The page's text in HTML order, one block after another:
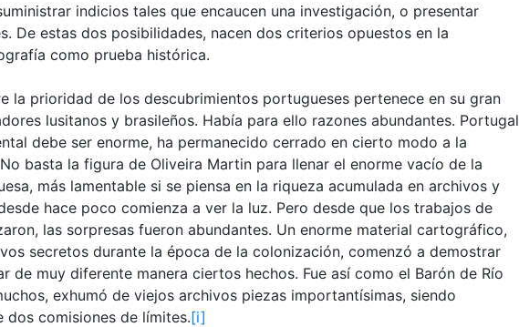
indicios tales que encaucen una investigación, o presentar
De estas dos posibilidades, nacen dos criterios opuestos en la
como prueba histórica.
la prioridad de los descubrimientos portugueses pertenece en su gran
lusitanos y brasileños. Había para ello razones abundantes. Portugal
debe ser enorme, ha permanecido cerrado en cierto modo a la
basta la figura de Oliveira Martin para llenar el enorme vacío de la
más lamentable si se piensa en la riqueza acumulada en archivos y
hace poco comienza a ver la luz. Pero desde que los trabajos de
las sorpresas fueron abundantes. Un enorme material cartográfico,
secretos durante la época de la colonización, comenzó a demostrar
de muy diferente manera ciertos hechos. Fue así como el Barón de Río
exhumó de viejos archivos piezas importantísimas, siendo
dos comisiones de límites.[i]